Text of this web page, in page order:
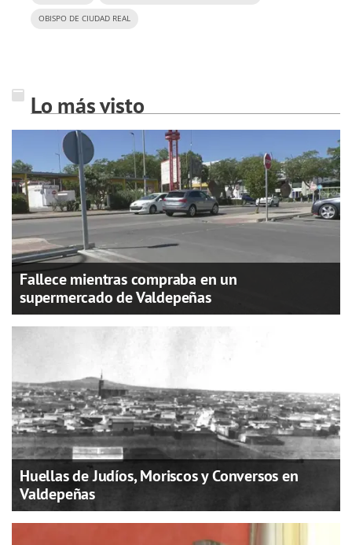
OBISPO DE CIUDAD REAL
Lo más visto
Fallece mientras compraba en un
supermercado de Valdepeñas
Huellas de Judíos, Moriscos y Conversos en
Valdepeñas